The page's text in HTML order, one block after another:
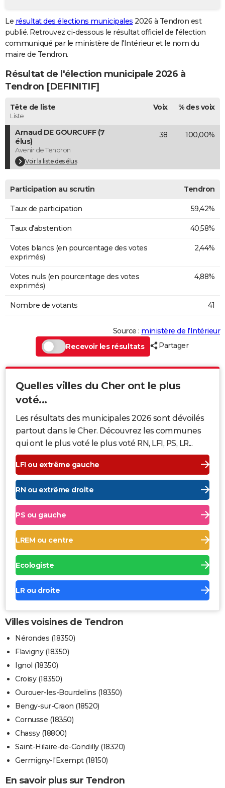
GUIDES D'ACHAT
BONS PLANS
CARTE DE VOEUX
Carte de Noël
Carte Bonne année
Carte Saint-Valentin
Carte Pâques
Carte d'anniversaire
DICTIONNAIRE
Dictionnaire
Biographies
Citations
Expressions
Proverbes
PROGRAMME TV
COPAINS D'AVANT
S'inscrire
Se connecter
Lycées
Collèges
Primaires
Universités
Entreprises
Service militaire
Avis de recherche
AVIS DE DÉCÈS
Bricolage
Lifestyle
Culture
Sport
Auto
Television
Voyage
Cinema
Le résultat des élections municipales 2026 à Tendron est
publié. Retrouvez ci-dessous le résultat officiel de l'élection
communiqué par le ministère de l'Intérieur et le nom du
maire de Tendron.
Résultat de l'élection municipale 2026 à
Tendron [DEFINITIF]
Tête de liste
Liste
Voix % des voix
Arnaud DE GOURCUFF (7
élus)
Avenir de Tendron
Voir la liste des élus
38 100,00%
Participation au scrutin Tendron
Taux de participation 59,42%
Taux d'abstention 40,58%
Votes blancs (en pourcentage des votes
exprimés)
2,44%
Votes nuls (en pourcentage des votes
exprimés)
4,88%
Nombre de votants 41
Source : ministère de l’Intérieur
Recevoir les résultats
Partager
Quelles villes du Cher ont le plus
voté...
Les résultats des municipales 2026 sont dévoilés
partout dans le Cher. Découvrez les communes
qui ont le plus voté le plus voté RN, LFI, PS, LR...
LFI ou extrême gauche
RN ou extrême droite
PS ou gauche
LREM ou centre
Ecologiste
LR ou droite
Villes voisines de Tendron
Nérondes (18350)
Flavigny (18350)
Ignol (18350)
Croisy (18350)
Ourouer-les-Bourdelins (18350)
Bengy-sur-Craon (18520)
Cornusse (18350)
Chassy (18800)
Saint-Hilaire-de-Gondilly (18320)
Germigny-l'Exempt (18150)
En savoir plus sur Tendron